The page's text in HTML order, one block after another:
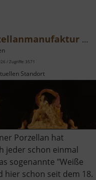
Porzellanmanufaktur Meißen
/ Zugriffe: 3571
Standort
Porzellan hat
jeder schon einmal
sogenannte "Weiße
hier schon seit dem 18.